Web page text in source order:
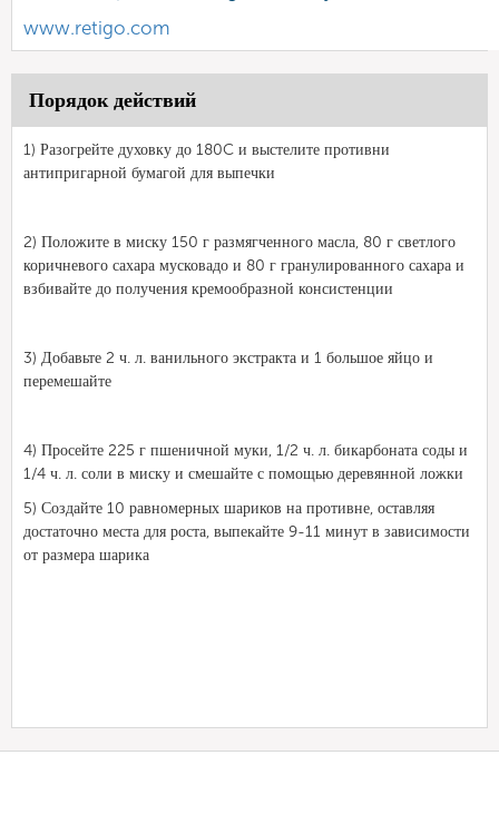
www.retigo.com
Порядок действий
1) Разогрейте духовку до 180C и выстелите противни
антипригарной бумагой для выпечки
2) Положите в миску 150 г размягченного масла, 80 г светлого
коричневого сахара мусковадо и 80 г гранулированного сахара и
взбивайте до получения кремообразной консистенции
3) Добавьте 2 ч. л. ванильного экстракта и 1 большое яйцо и
перемешайте
4) Просейте 225 г пшеничной муки, 1/2 ч. л. бикарбоната соды и
1/4 ч. л. соли в миску и смешайте с помощью деревянной ложки
5) Создайте 10 равномерных шариков на противне, оставляя
достаточно места для роста, выпекайте 9-11 минут в зависимости
от размера шарика